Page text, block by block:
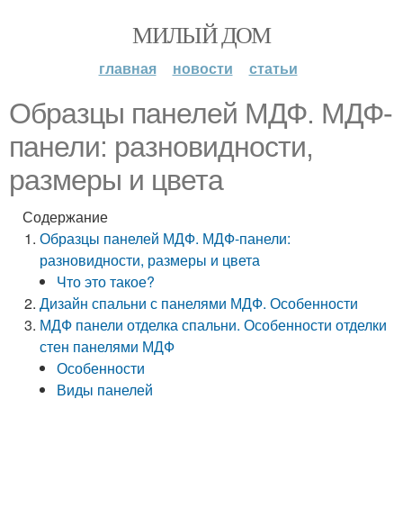
МИЛЫЙ ДОМ
главная новости статьи
Образцы панелей МДФ. МДФ-
панели: разновидности,
размеры и цвета
Содержание
Образцы панелей МДФ. МДФ-панели:
разновидности, размеры и цвета
Что это такое?
Дизайн спальни с панелями МДФ. Особенности
МДФ панели отделка спальни. Особенности отделки
стен панелями МДФ
Особенности
Виды панелей